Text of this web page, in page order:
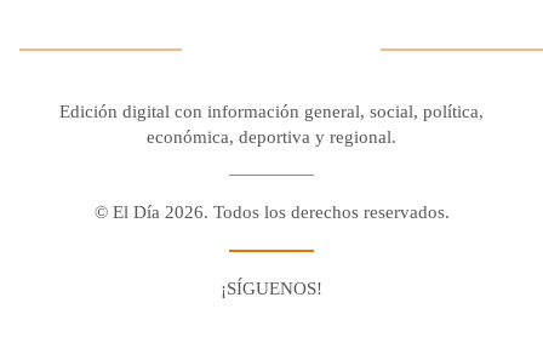
Edición digital con información general, social, política,
económica, deportiva y regional.
© El Día 2026. Todos los derechos reservados.
¡SÍGUENOS!